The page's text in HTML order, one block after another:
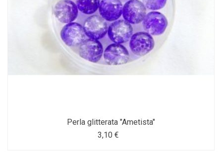
Perla glitterata "Ametista"
3,10 €